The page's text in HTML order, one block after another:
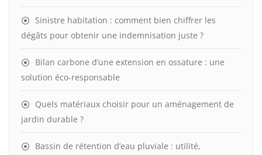
Sinistre habitation : comment bien chiffrer les
dégâts pour obtenir une indemnisation juste ?
Bilan carbone d’une extension en ossature : une
solution éco-responsable
Quels matériaux choisir pour un aménagement de
jardin durable ?
Bassin de rétention d’eau pluviale : utilité,